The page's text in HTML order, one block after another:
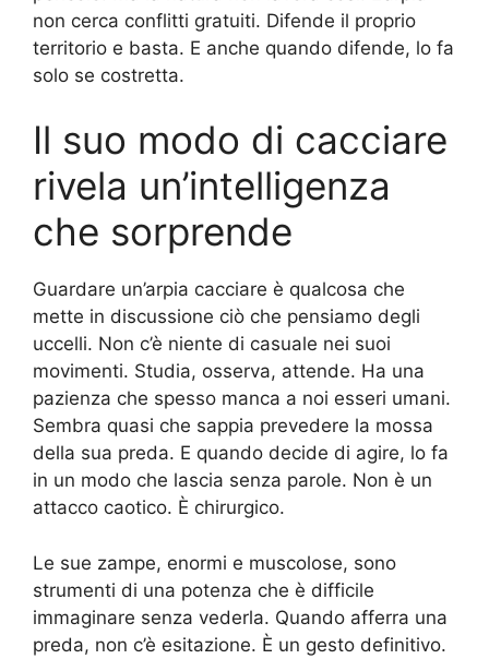
non cerca conflitti gratuiti. Difende il proprio
territorio e basta. E anche quando difende, lo fa
solo se costretta.
Il suo modo di cacciare
rivela un’intelligenza
che sorprende
Guardare un’arpia cacciare è qualcosa che
mette in discussione ciò che pensiamo degli
uccelli. Non c’è niente di casuale nei suoi
movimenti. Studia, osserva, attende. Ha una
pazienza che spesso manca a noi esseri umani.
Sembra quasi che sappia prevedere la mossa
della sua preda. E quando decide di agire, lo fa
in un modo che lascia senza parole. Non è un
attacco caotico. È chirurgico.
Le sue zampe, enormi e muscolose, sono
strumenti di una potenza che è difficile
immaginare senza vederla. Quando afferra una
preda, non c’è esitazione. È un gesto definitivo.